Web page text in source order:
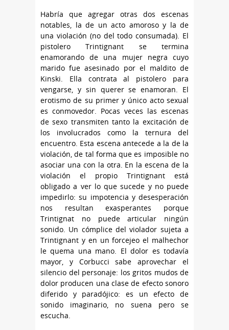
Habría que agregar otras dos escenas
notables, la de un acto amoroso y la de
una violación (no del todo consumada). El
pistolero Trintignant se termina
enamorando de una mujer negra cuyo
marido fue asesinado por el maldito de
Kinski. Ella contrata al pistolero para
vengarse, y sin querer se enamoran. El
erotismo de su primer y único acto sexual
es conmovedor. Pocas veces las escenas
de sexo transmiten tanto la excitación de
los involucrados como la ternura del
encuentro. Esta escena antecede a la de la
violación, de tal forma que es imposible no
asociar una con la otra. En la escena de la
violación el propio Trintignant está
obligado a ver lo que sucede y no puede
impedirlo: su impotencia y desesperación
nos resultan exasperantes porque
Trintignat no puede articular ningún
sonido. Un cómplice del violador sujeta a
Trintignant y en un forcejeo el malhechor
le quema una mano. El dolor es todavía
mayor, y Corbucci sabe aprovechar el
silencio del personaje: los gritos mudos de
dolor producen una clase de efecto sonoro
diferido y paradójico: es un efecto de
sonido imaginario, no suena pero se
escucha.